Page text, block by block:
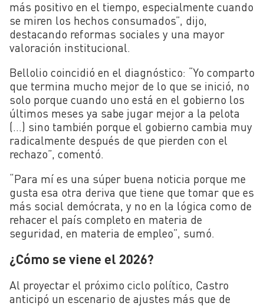
más positivo en el tiempo, especialmente cuando
se miren los hechos consumados”, dijo,
destacando reformas sociales y una mayor
valoración institucional.
Bellolio coincidió en el diagnóstico: “Yo comparto
que termina mucho mejor de lo que se inició, no
solo porque cuando uno está en el gobierno los
últimos meses ya sabe jugar mejor a la pelota
(…) sino también porque el gobierno cambia muy
radicalmente después de que pierden con el
rechazo”, comentó.
“Para mí es una súper buena noticia porque me
gusta esa otra deriva que tiene que tomar que es
más social demócrata, y no en la lógica como de
rehacer el país completo en materia de
seguridad, en materia de empleo”, sumó.
¿Cómo se viene el 2026?
Al proyectar el próximo ciclo político, Castro
anticipó un escenario de ajustes más que de